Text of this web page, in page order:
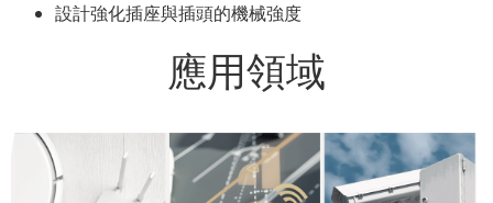
設計強化插座與插頭的機械強度
應用領域